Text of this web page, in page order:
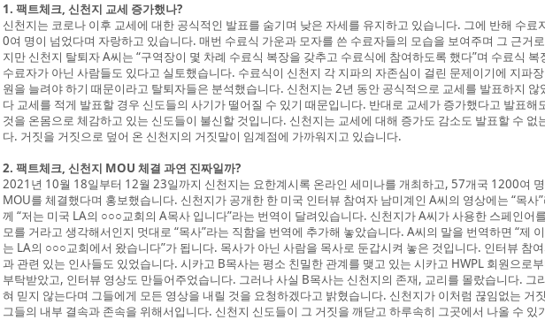
1. 팩트체크, 신천지 교세 증가했나?
신천지는 코로나 이후 교세에 대한 공식적인 발표를 숨기며 낮은 자세를 유지하고 있습니다. 그에 반해 수료
0여 명이 넘었다며 자랑하고 있습니다. 매번 수료식 가운과 모자를 쓴 수료자들의 모습을 보여주며 그 근거
지만 신천지 탈퇴자 A씨는 “구역장이 몇 차례 수료식 복장을 갖추고 수료식에 참여하도록 했다”며 수료식 복
수료자가 아닌 사람들도 있다고 실토했습니다. 수료식이 신천지 각 지파의 자존심이 걸린 문제이기에 지파
원을 늘려야 하기 때문이라고 탈퇴자들은 분석했습니다. 신천지는 2년 동안 공식적으로 교세를 발표하지 않
다 교세를 적게 발표할 경우 신도들의 사기가 떨어질 수 있기 때문입니다. 반대로 교세가 증가했다고 발표해
것을 온몸으로 체감하고 있는 신도들이 불신할 것입니다. 신천지는 교세에 대해 증가도 감소도 발표할 수 없는
다. 거짓을 거짓으로 덮어 온 신천지의 거짓말이 임계점에 가까워지고 있습니다.
2. 팩트체크, 신천지 MOU 체결 과연 진짜일까?
2021년 10월 18일부터 12월 23일까지 신천지는 요한계시록 온라인 세미나를 개최하고, 57개국 1200여
MOU를 체결했다며 홍보했습니다. 신천지가 공개한 한 미국 인터뷰 참여자 남미계인 A씨의 영상에는 “목사
께 “저는 미국 LA의 ○○○교회의 A목사 입니다”라는 번역이 달려있습니다. 신천지가 A씨가 사용한 스페인어
모를 거라고 생각해서인지 멋대로 “목사”라는 직함을 번역에 추가해 놓았습니다. A씨의 말을 번역하면 “제
는 LA의 ○○○교회에서 왔습니다”가 됩니다. 목사가 아닌 사람을 목사로 둔갑시켜 놓은 것입니다. 인터뷰 참
과 관련 있는 인사들도 있었습니다. 시카고 B목사는 평소 친밀한 관계를 맺고 있는 시카고 HWPL 회원으로
부탁받았고, 인터뷰 영상도 만들어주었습니다. 그러나 사실 B목사는 신천지의 존재, 교리를 몰랐습니다. 그
혀 믿지 않는다며 그들에게 모든 영상을 내릴 것을 요청하겠다고 밝혔습니다. 신천지가 이처럼 끊임없는 거
그들의 내부 결속과 존속을 위해서입니다. 신천지 신도들이 그 거짓을 깨닫고 하루속히 그곳에서 나올 수 있